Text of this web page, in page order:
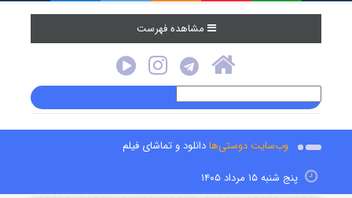
مشاهده فهرست
وب‌سایت دوستی‌هادانلود و تماشای فیلم
پنج شنبه ۱۵ مرداد ۱۴۰۵